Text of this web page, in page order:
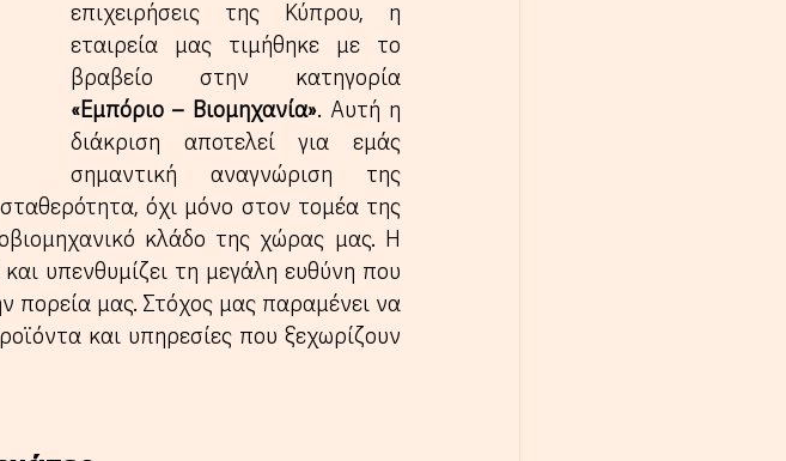
επιχειρήσεις της Κύπρου, η
εταιρεία μας τιμήθηκε με το
«Εμπόριο – Βιομηχανία». Αυτή η
διάκριση αποτελεί για εμάς
σημαντική αναγνώριση της
όχι μόνο στον τομέα της
κλάδο της χώρας μας. Η
υπενθυμίζει τη μεγάλη ευθύνη που
πορεία μας. Στόχος μας παραμένει να
και υπηρεσίες που ξεχωρίζουν